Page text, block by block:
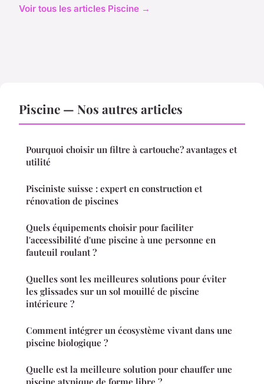
Voir tous les articles Piscine →
Piscine — Nos autres articles
Pourquoi choisir un filtre à cartouche? avantages et
utilité
Pisciniste suisse : expert en construction et
rénovation de piscines
Quels équipements choisir pour faciliter
l'accessibilité d'une piscine à une personne en
fauteuil roulant ?
Quelles sont les meilleures solutions pour éviter
les glissades sur un sol mouillé de piscine
intérieure ?
Comment intégrer un écosystème vivant dans une
piscine biologique ?
Quelle est la meilleure solution pour chauffer une